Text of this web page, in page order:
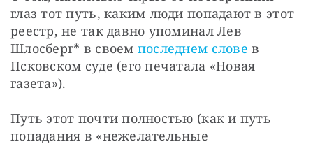
глаз тот путь, каким люди попадают в этот
реестр, не так давно упоминал Лев
Шлосберг* в своем последнем слове в
Псковском суде (его печатала «Новая
газета»).
Путь этот почти полностью (как и путь
попадания в «нежелательные